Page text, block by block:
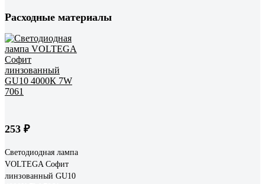
Расходные материалы
253 ₽
Светодиодная лампа
VOLTEGA Софит
линзованный GU10